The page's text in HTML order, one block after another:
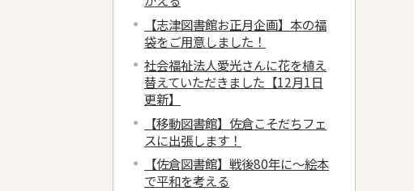
【志津図書館お正月企画】本の福
袋をご用意しました！
社会福祉法人愛光さんに花を植え
替えていただきました【12月1日
更新】
【移動図書館】佐倉こそだちフェ
スに出張します！
【佐倉図書館】戦後80年に～絵本
で平和を考える